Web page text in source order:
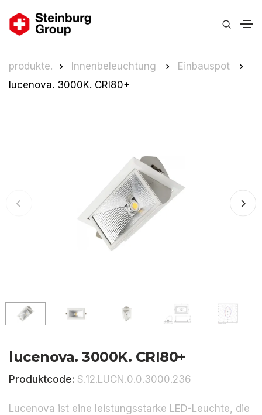
produkte. Innenbeleuchtung
Einbauspot
lucenova. 3000K. CRI80+
lucenova. 3000K. CRI80+
Produktcode: S.12.LUCN.0.0.3000.236
Lucenova ist eine leistungsstarke LED-Leuchte, die